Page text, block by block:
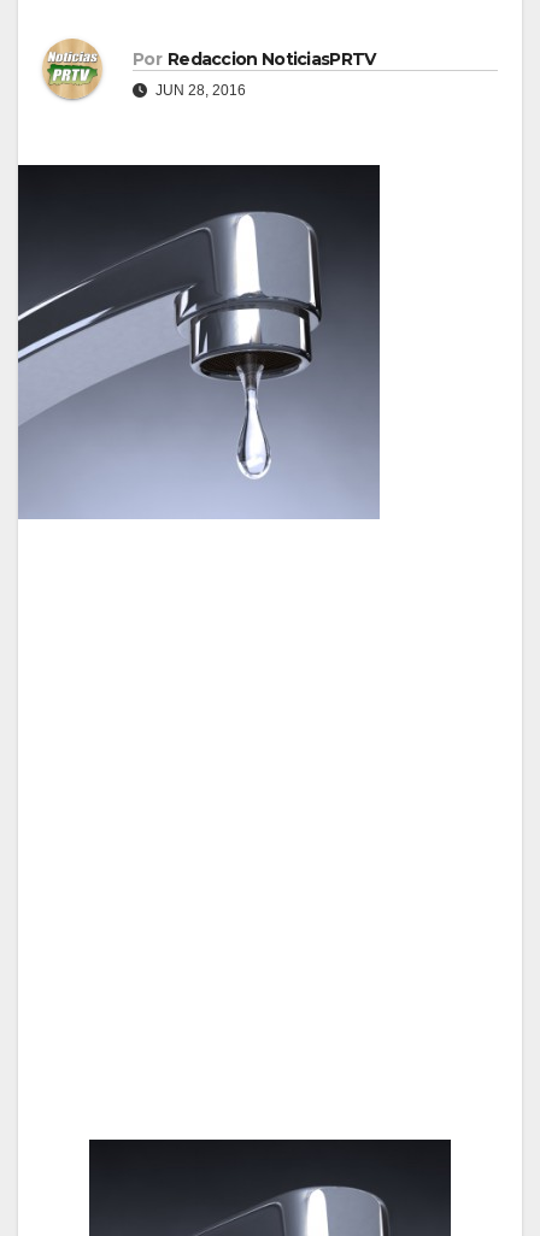
Por Redaccion NoticiasPRTV
JUN 28, 2016